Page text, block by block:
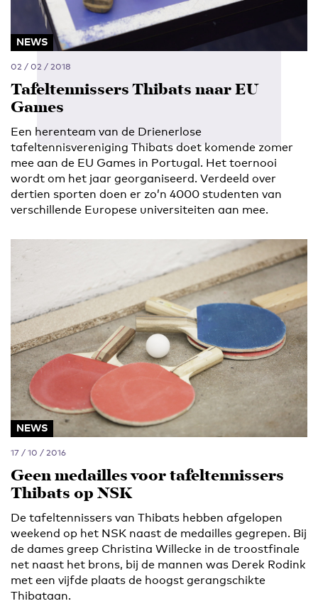
NEWS
02 / 02 / 2018
Tafeltennissers Thibats naar EU
Games
Een herenteam van de Drienerlose
tafeltennisvereniging Thibats doet komende zomer
mee aan de EU Games in Portugal. Het toernooi
wordt om het jaar georganiseerd. Verdeeld over
dertien sporten doen er zo’n 4000 studenten van
verschillende Europese universiteiten aan mee.
NEWS
17 / 10 / 2016
Geen medailles voor tafeltennissers
Thibats op NSK
De tafeltennissers van Thibats hebben afgelopen
weekend op het NSK naast de medailles gegrepen. Bij
de dames greep Christina Willecke in de troostfinale
net naast het brons, bij de mannen was Derek Rodink
met een vijfde plaats de hoogst gerangschikte
Thibataan.